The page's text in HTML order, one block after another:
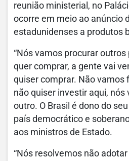
reunião ministerial, no
ocorre em meio ao anúncio
estadunidenses a produtos
“Nós vamos procurar
quer comprar, a gente vai
quiser comprar. Não vamos
não quiser investir aqui, nós
outro. O Brasil é dono do
país democrático e
aos ministros de Estado.
“Nós resolvemos não